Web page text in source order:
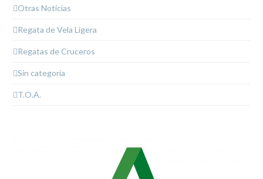
Otras Noticias
Regata de Vela Ligera
Regatas de Cruceros
Sin categoría
T.O.A.